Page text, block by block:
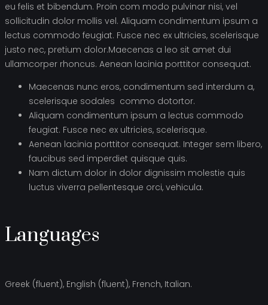
eu felis et bibendum. Proin com modo pulvinar nisi, vel
sollicitudin dolor mollis vel. Aliquam condimentum ipsum a
lectus commodo feugiat. Fusce nec ex ultricies, scelerisque
justo nec, pretium dolor.Maecenas a leo sit amet dui
ullamcorper rhoncus. Aenean lacinia porttitor consequat.
Maecenas nunc eros, condimentum sed interdum a,
scelerisque sodales commo dotortor.
Aliquam condimentum ipsum a lectus commodo
feugiat. Fusce nec ex ultricies, scelerisque.
Aenean lacinia porttitor consequat. Integer sem libero,
faucibus sed imperdiet quisque quis.
Nam dictum dolor in dolor dignissim molestie quis
luctus viverra pellentesque orci, vehicula.
Languages
Greek (fluent), English (fluent), French, Italian.